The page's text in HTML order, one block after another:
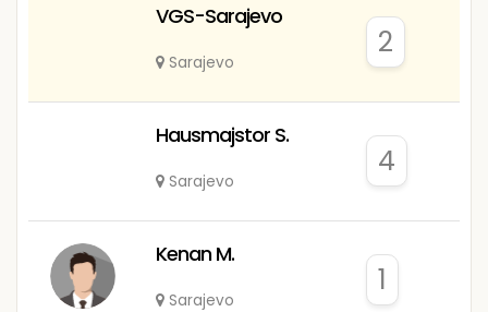
VGS-Sarajevo
Sarajevo
2
Hausmajstor S.
Sarajevo
4
Kenan M.
Sarajevo
1